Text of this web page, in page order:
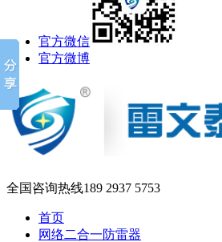
官方微信
官方微博
全国咨询热线189 2937 5753
首页
网络二合一防雷器